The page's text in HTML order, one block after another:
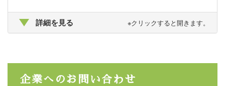
詳細を見る ※クリックすると開きます。
企業へのお問い合わせ